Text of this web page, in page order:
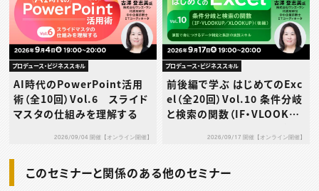
プロデュース・ビジネススキル
AI時代のPowerPoint活用
術（全10回）Vol.6 スライド
マスタの仕組みを理解する
2026/09/04 開催【オンライン開催】
プロデュース・ビジネススキル
前後編で学ぶ はじめてのExc
el（全20回）Vol.10 条件分岐
と検索の関数（IF・VLOOKUP
で身につけるデータ判定と集
2026/09/17 開催【オンライン開催】
このセミナーと関係のある他のセミナー